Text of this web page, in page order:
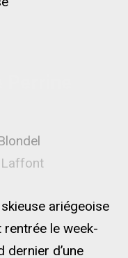
ariégeoise
rentrée le week-
dernier d’une